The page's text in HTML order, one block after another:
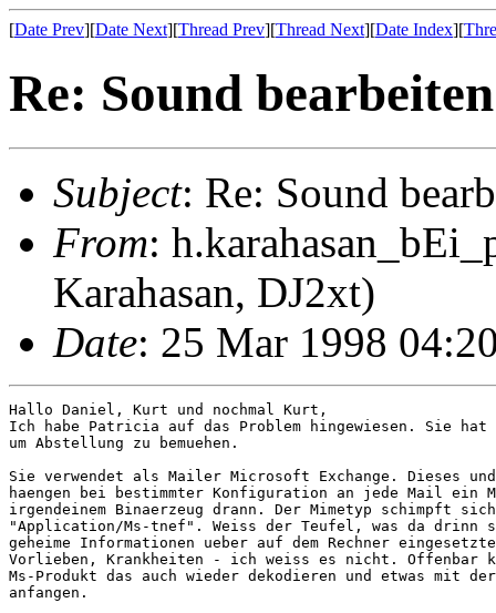
[Date Prev][Date Next][Thread Prev][Thread Next][Date Index][
Re: Sound
Subject: Re: Sound
From:
Karahasan, DJ2xt)
Date: 25 Mar 1998
Hallo Daniel, Kurt und nochmal Kurt,
Ich habe Patricia auf das Problem hingewiesen. Sie
um Abstellung zu bemuehen.
Sie verwendet als Mailer Microsoft Exchange. Dieses
haengen bei bestimmter Konfiguration an jede Mail ein
irgendeinem Binaerzeug drann. Der Mimetyp schimpft sich
"Application/Ms-tnef". Weiss der Teufel, was da
geheime Informationen ueber auf dem Rechner
Vorlieben, Krankheiten - ich weiss es nicht. Offenbar
Ms-Produkt das auch wieder dekodieren und etwas mit
anfangen.